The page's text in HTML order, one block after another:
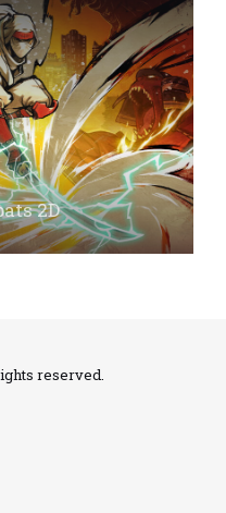
2D
reserved.